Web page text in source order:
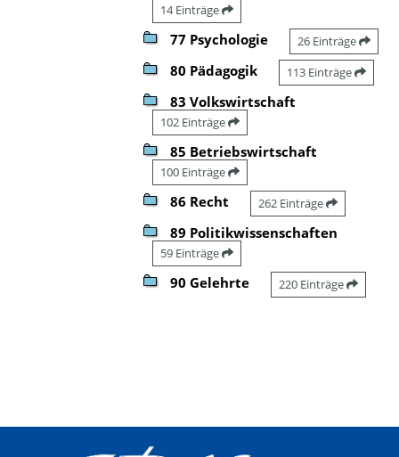
14 Einträge
77 Psychologie 26 Einträge
80 Pädagogik 113 Einträge
83 Volkswirtschaft
102 Einträge
85 Betriebswirtschaft
100 Einträge
86 Recht 262 Einträge
89 Politikwissenschaften
59 Einträge
90 Gelehrte 220 Einträge